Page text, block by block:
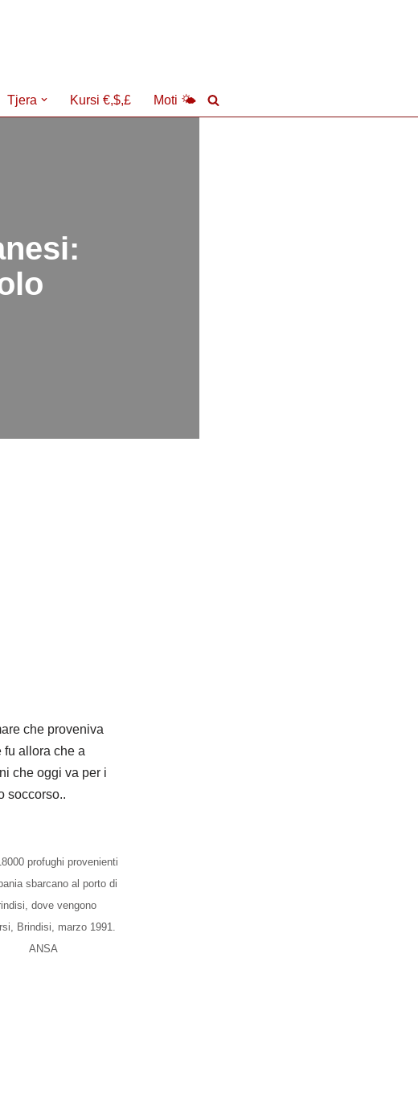
Tjera Kursi €,$,£ Moti 🌤
che proveniva
fu allora che a
che oggi va per i
soccorso..
profughi provenienti
sbarcano al porto di
dove vengono
Brindisi, marzo 1991.
ANSA